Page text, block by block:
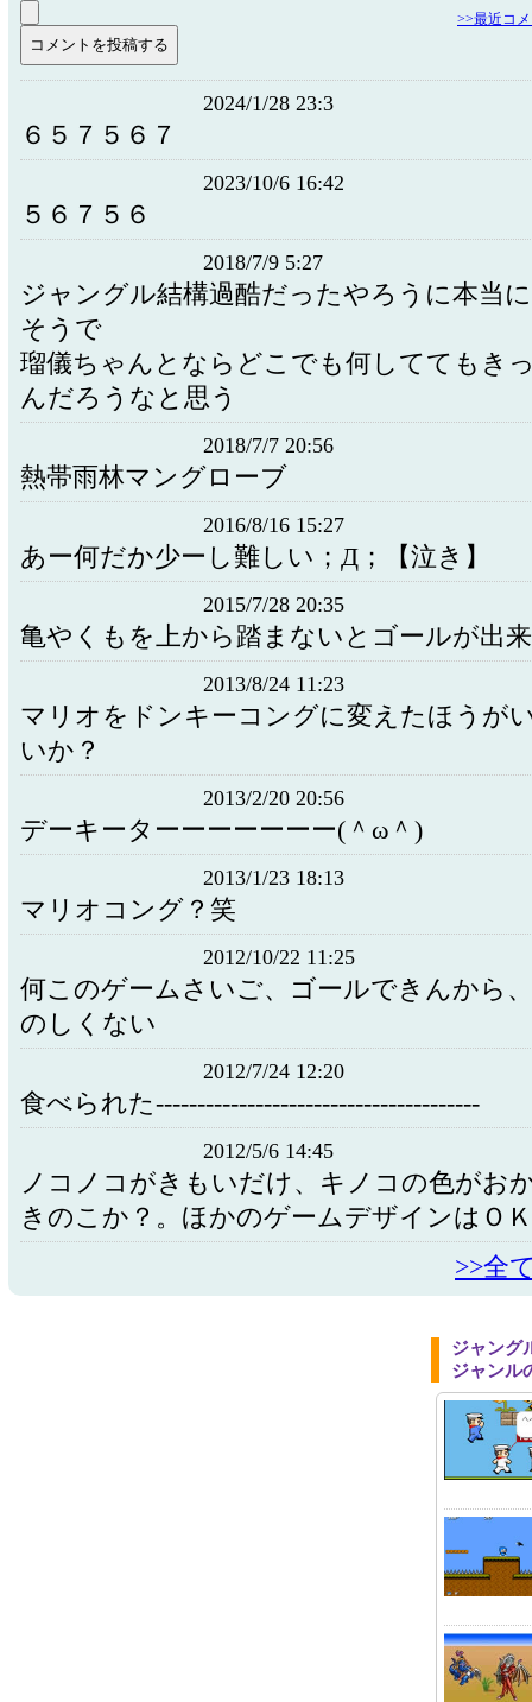
>>最近コ
2024/1/28 23:3
６５７５６７
2023/10/6 16:42
５６７５６
2018/7/9 5:27
ジャングル結構過酷だったやろうに本当
そうで
瑠儀ちゃんとならどこでも何しててもき
んだろうなと思う
2018/7/7 20:56
熱帯雨林マングローブ
2016/8/16 15:27
あー何だか少ーし難しい；Д；【泣き】
2015/7/28 20:35
亀やくもを上から踏まないとゴールが出
2013/8/24 11:23
マリオをドンキーコングに変えたほうが
いか？
2013/2/20 20:56
デーキーターーーーーーー(＾ω＾)
2013/1/23 18:13
マリオコング？笑
2012/10/22 11:25
何このゲームさいご、ゴールできんから
のしくない
2012/7/24 12:20
食べられた---------------------------------------
2012/5/6 14:45
ノコノコがきもいだけ、キノコの色がお
きのこか？。ほかのゲームデザインはＯ
>>全
ジャング
ジャンル